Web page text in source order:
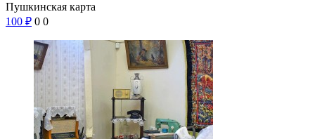
Пушкинская карта
100 ₽ 0 0